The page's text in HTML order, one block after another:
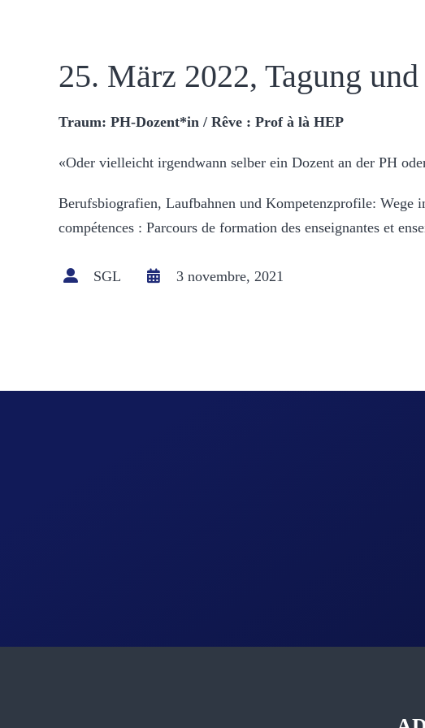
25. März 2022, Tagung
Traum: PH-Dozent*in / Rêve : Prof à là HEP
«Oder vielleicht irgendwann selber ein Dozent an der PH
Berufsbiografien, Laufbahnen und Kompetenzprofile:
compétences : Parcours de formation des enseignantes et
SGL 3 novembre, 2021